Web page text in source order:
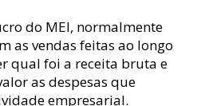
do MEI, normalmente
as vendas feitas ao longo
qual foi a receita bruta e
as despesas que
empresarial.